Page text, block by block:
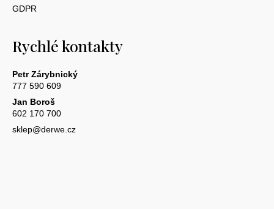
GDPR
Rychlé kontakty
Petr Zárybnický
777 590 609
Jan Boroš
602 170 700
sklep@derwe.cz